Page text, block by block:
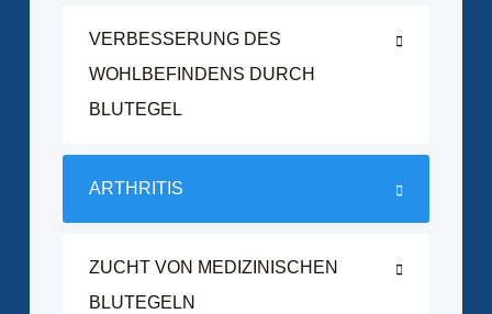
VERBESSERUNG DES
WOHLBEFINDENS DURCH
BLUTEGEL
ARTHRITIS
ZUCHT VON MEDIZINISCHEN
BLUTEGELN